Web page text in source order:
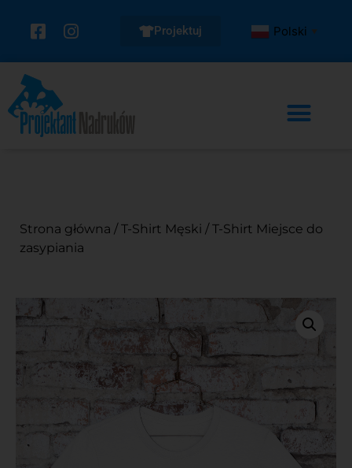
Projektuj Polski ▼
Strona główna /T-Shirt Męski / T-Shirt Miejsce do
zasypiania